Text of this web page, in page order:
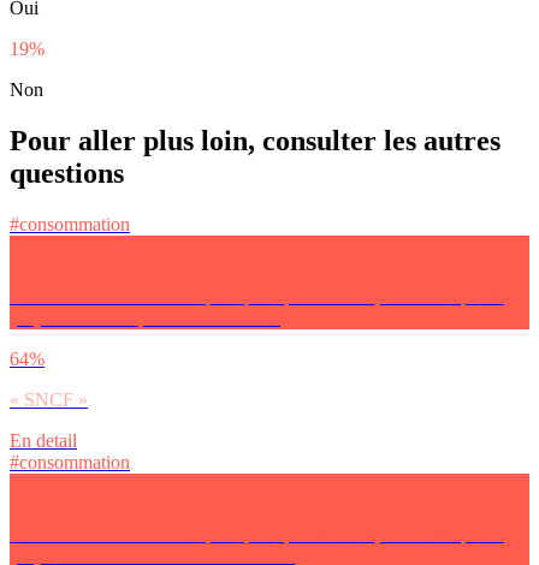
Oui
19%
Non
Pour aller plus loin, consulter les autres
questions
#consommation
64%
« SNCF »
En detail
#consommation